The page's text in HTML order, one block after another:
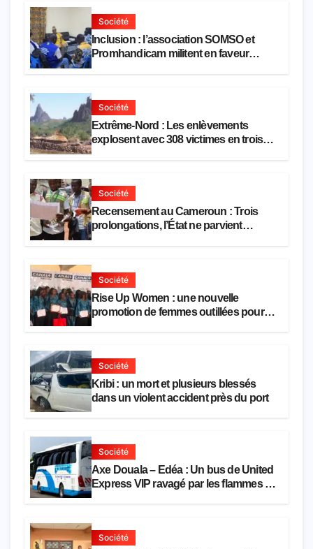
Société
Inclusion : l’association SOMSO et
Promhandicam militent en faveur
Société
Extrême-Nord : Les enlèvements
explosent avec 308 victimes en trois
Société
Recensement au Cameroun : Trois
prolongations, l’État ne parvient
Société
Rise Up Women : une nouvelle
promotion de femmes outillées pour
Société
Kribi : un mort et plusieurs blessés
dans un violent accident près du port
Société
Axe Douala – Edéa : Un bus de United
Express VIP ravagé par les flammes à
Société